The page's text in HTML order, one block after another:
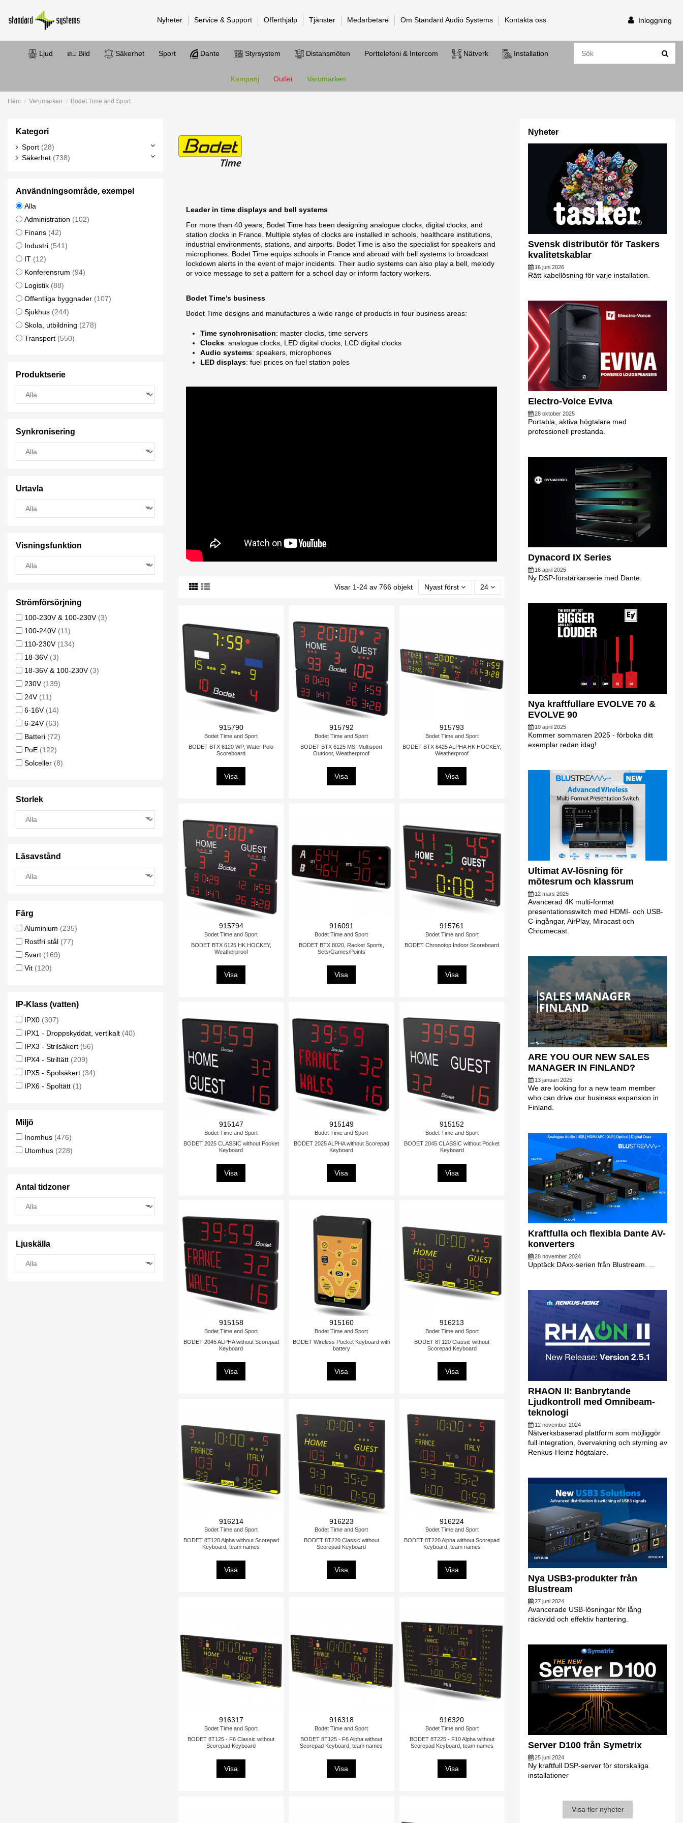
Nyheter Service & Support Offerthjälp Tjänster Medarbetare Om Standard Audio Systems Kontakta oss Inloggning
Ljud Bild Säkerhet Sport Dante Styrsystem Distansmöten Porttelefoni & Intercom Nätverk Installation
Kampanj Outlet Varumärken
Hem Varumärken Bodet Time and Sport
Leader in time displays and bell systems
For more than 40 years, Bodet Time has been designing analogue clocks, digital clocks, and
station clocks in France. Multiple styles of clocks are installed in schools, healthcare institutions,
industrial environments, stations, and airports. Bodet Time is also the specialist for speakers and
microphones. Bodet Time equips schools in France and abroad with bell systems to broadcast
lockdown alerts in the event of major incidents. Their audio systems can also play a bell, melody
or voice message to set a pattern for a school day or inform factory workers.
Bodet Time’s business
Bodet Time designs and manufactures a wide range of products in four business areas:
Time synchronisation: master clocks, time servers
Clocks: analogue clocks, LED digital clocks, LCD digital clocks
Audio systems: speakers, microphones
LED displays: fuel prices on fuel station poles
Visar 1-24 av 766 objekt Nyast först 24
915790
Bodet Time and Sport
BODET BTX 6120 WP, Water Polo
Scoreboard
Visa
915792
Bodet Time and Sport
BODET BTX 6125 MS, Multisport
Outdoor, Weatherproof
Visa
915793
Bodet Time and Sport
BODET BTX 6425 ALPHA HK HOCKEY,
Weatherproof
Visa
915794
Bodet Time and Sport
BODET BTX 6125 HK HOCKEY,
Weatherproof
Visa
916091
Bodet Time and Sport
BODET BTX 8020, Racket Sports,
Sets/Games/Points
Visa
915761
Bodet Time and Sport
BODET Chronotop Indoor Scoreboard
Visa
915147
Bodet Time and Sport
BODET 2025 CLASSIC without Pocket
Keyboard
Visa
915149
Bodet Time and Sport
BODET 2025 ALPHA without Scorepad
Keyboard
Visa
915152
Bodet Time and Sport
BODET 2045 CLASSIC without Pocket
Keyboard
Visa
915158
Bodet Time and Sport
BODET 2045 ALPHA without Scorepad
Keyboard
Visa
915160
Bodet Time and Sport
BODET Wireless Pocket Keyboard with
battery
Visa
916213
Bodet Time and Sport
BODET 8T120 Classic without
Scorepad Keyboard
Visa
916214
Bodet Time and Sport
BODET 8T120 Alpha without Scorepad
Keyboard, team names
Visa
916223
Bodet Time and Sport
BODET 8T220 Classic without
Scorepad Keyboard
Visa
916224
Bodet Time and Sport
BODET 8T220 Alpha without Scorepad
Keyboard, team names
Visa
916317
Bodet Time and Sport
BODET 8T125 - F6 Classic without
Scorepad Keyboard
Visa
916318
Bodet Time and Sport
BODET 8T125 - F6 Alpha without
Scorepad Keyboard, team names
Visa
916320
Bodet Time and Sport
BODET 8T225 - F10 Alpha without
Scorepad Keyboard, team names
Visa
Kategori
Sport (28)
Säkerhet (738)
Användningsområde, exempel
Alla
Administration (102)
Finans (42)
Industri (541)
IT (12)
Konferensrum (94)
Logistik (88)
Offentliga byggnader (107)
Sjukhus (244)
Skola, utbildning (278)
Transport (550)
Produktserie
Synkronisering
Urtavla
Visningsfunktion
Strömförsörjning
100-230V & 100-230V (3)
100-240V (11)
110-230V (134)
18-36V (3)
18-36V & 100-230V (3)
230V (139)
24V (11)
6-16V (14)
6-24V (63)
Batteri (72)
PoE (122)
Solceller (8)
Storlek
Läsavstånd
Färg
Aluminium (235)
Rostfri stål (77)
Svart (169)
Vit (120)
IP-Klass (vatten)
IPX0 (307)
IPX1 - Droppskyddat, vertikalt (40)
IPX3 - Strilsäkert (56)
IPX4 - Striltätt (209)
IPX5 - Spolsäkert (34)
IPX6 - Spoltätt (1)
Miljö
Inomhus (476)
Utomhus (228)
Antal tidzoner
Ljuskälla
Nyheter
Svensk distributör för Taskers
kvalitetskablar
16 juni 2026
Rätt kabellösning för varje installation.
Electro-Voice Eviva
28 oktober 2025
Portabla, aktiva högtalare med
professionell prestanda.
Dynacord IX Series
16 april 2025
Ny DSP-förstärkarserie med Dante.
Nya kraftfullare EVOLVE 70 &
EVOLVE 90
10 april 2025
Kommer sommaren 2025 - förboka ditt
exemplar redan idag!
Ultimat AV-lösning för
mötesrum och klassrum
12 mars 2025
Avancerad 4K multi-format
presentationsswitch med HDMI- och USB-
C-ingångar, AirPlay, Miracast och
Chromecast.
ARE YOU OUR NEW SALES
MANAGER IN FINLAND?
13 januari 2025
We are looking for a new team member
who can drive our business expansion in
Finland.
Kraftfulla och flexibla Dante AV-
konverters
28 november 2024
Upptäck DAxx-serien från Blustream. ...
RHAON II: Banbrytande
Ljudkontroll med Omnibeam-
teknologi
12 november 2024
Nätverksbaserad plattform som möjliggör
full integration, övervakning och styrning av
Renkus-Heinz-högtalare.
Nya USB3-produkter från
Blustream
27 juni 2024
Avancerade USB-lösningar för lång
räckvidd och effektiv hantering.
Server D100 från Symetrix
25 juni 2024
Ny kraftfull DSP-server för storskaliga
installationer
Visa fler nyheter